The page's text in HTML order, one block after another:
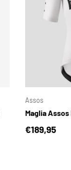
Assos
Maglia Assos
Prezzo
€189,95